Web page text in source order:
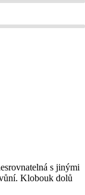
s jinými
Klobouk dolů